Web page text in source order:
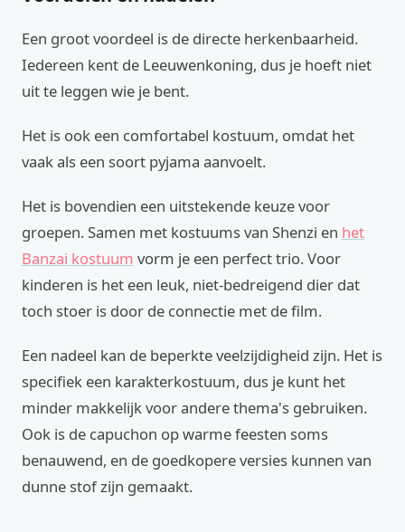
Een groot voordeel is de directe herkenbaarheid.
Iedereen kent de Leeuwenkoning, dus je hoeft niet
uit te leggen wie je bent.
Het is ook een comfortabel kostuum, omdat het
vaak als een soort pyjama aanvoelt.
Het is bovendien een uitstekende keuze voor
groepen. Samen met kostuums van Shenzi en het
Banzai kostuum vorm je een perfect trio. Voor
kinderen is het een leuk, niet-bedreigend dier dat
toch stoer is door de connectie met de film.
Een nadeel kan de beperkte veelzijdigheid zijn. Het is
specifiek een karakterkostuum, dus je kunt het
minder makkelijk voor andere thema's gebruiken.
Ook is de capuchon op warme feesten soms
benauwend, en de goedkopere versies kunnen van
dunne stof zijn gemaakt.